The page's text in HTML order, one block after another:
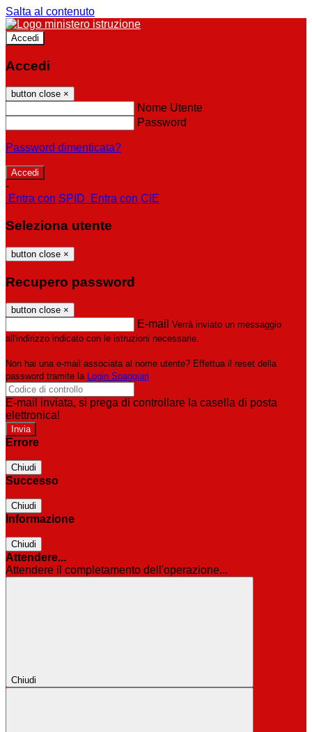
Salta al contenuto
Accedi
Accedi
button close ×
Nome Utente
Password
Password dimenticata?
-
Entra con SPID
Entra con CIE
Seleziona utente
button close ×
Recupero password
button close ×
E-mail Verrà inviato un messaggio
all'indirizzo indicato con le istruzioni necessarie.
Non hai una e-mail associata al nome utente? Effettua il reset della
password tramite la Login Spaggiari
E-mail inviata, si prega di controllare la casella di posta
elettronica!
Errore
Chiudi
Successo
Chiudi
Informazione
Chiudi
Attendere...
Attendere il completamento dell'operazione...
Chiudi